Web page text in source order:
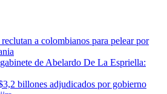
a colombianos para pelear por
de Abelardo De La Espriella:
billones adjudicados por gobierno